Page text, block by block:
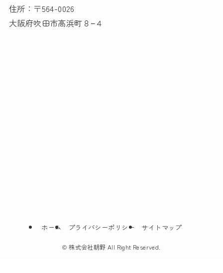
住所：〒564-0026
大阪府吹田市高浜町８−４
ホーム プライバシーポリシー サイトマップ
© 株式会社朝野 All Right Reserved.